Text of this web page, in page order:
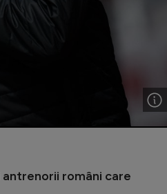
români care